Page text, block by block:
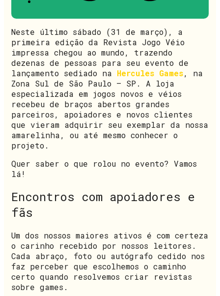
Neste último sábado (31 de março), a
primeira edição da Revista Jogo Véio
impressa chegou ao mundo, trazendo
dezenas de pessoas para seu evento de
lançamento sediado na Hercules Games, na
Zona Sul de São Paulo – SP . A loja
especializada em jogos novos e véios
recebeu de braços abertos grandes
parceiros, apoiadores e novos clientes
que vieram adquirir seu exemplar da nossa
amarelinha, ou até mesmo conhecer o
projeto.
Quer saber o que rolou no evento? Vamos
lá!
Encontros com apoiadores e
fãs
Um dos nossos maiores ativos é com certeza
o carinho recebido por nossos leitores.
Cada abraço, foto ou autógrafo cedido nos
faz perceber que escolhemos o caminho
certo quando resolvemos criar revistas
sobre games.